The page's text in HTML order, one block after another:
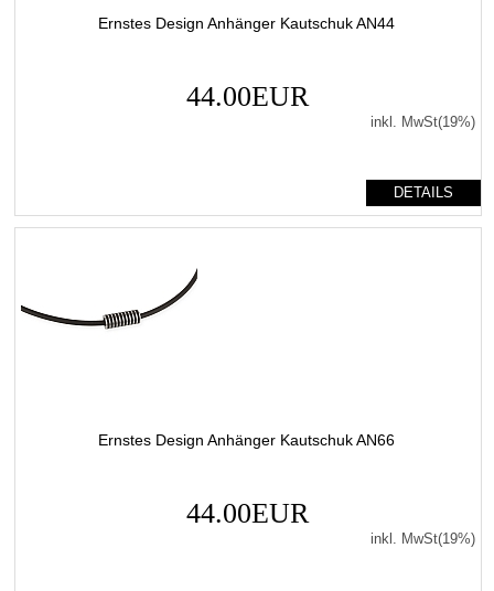
Ernstes Design Anhänger Kautschuk AN44
44.00EUR
inkl. MwSt(19%)
DETAILS
Ernstes Design Anhänger Kautschuk AN66
44.00EUR
inkl. MwSt(19%)